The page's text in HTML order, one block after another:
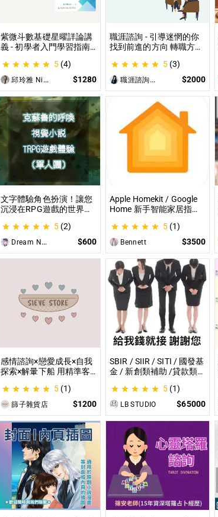
紫微斗數基礎星曜詳論講
義 - 初學者入門學習指南
道自己的命宮？初學者自
學最佳工具書，淺顯易懂
不藏私！
5 (4)
邱玲雅 Nina $1280
職涯諮詢 - 引導迷惘的你
找到前進的方向 轉職方向
職場問題、offer選擇評估
5 (3)
職涯諮詢師 阿紫 $2000
文字體驗角色扮演！讓您
沉浸在RPG遊戲的世界！
喚（單人團）！ 這是一個
為想體驗桌上型角色扮演
遊戲（TRPG）的玩家所
開設的體驗項目。
5 (2)
Dream Night Butterfly $600
Apple Homekit / Google
Home 新手智能家居指
從生態系選擇到設備挑
選，專家在線解答，輕鬆
打造理想的智慧生活
5 (1)
Bennett $3500
感情諮詢×戀愛成長×自我
探索×解暈下船 用精準客
｜給予最真實的建議
5 (1)
篩子雜貨店 $1200
SBIR / SIIR / SITI / 國發基
金 / 新創類補助 /貸款類
SIIR / SITI / 國發基金 / 新
創類補助 /貸款類計畫等
企劃書撰寫
5 (1)
LB STUDIO $65000